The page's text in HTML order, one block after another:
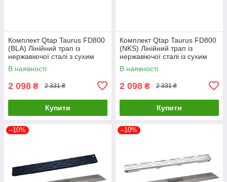
Комплект Qtap Taurus FD800
(BLA) Лінійний трап із
нержавіючої сталі з сухим
затвором 800 мм
В наявності
2 098 ₴ 2 331 ₴
Купити
Комплект Qtap Taurus FD800
(NKS) Лінійний трап із
нержавіючої сталі із сухим
затвором 800 мм
В наявності
2 098 ₴ 2 331 ₴
Купити
–10% –10%